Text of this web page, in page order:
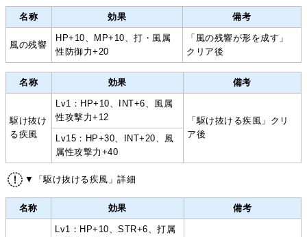
名称 効果 備考
風の残響
HP+10、MP+10、打・風属
性防御力+20
「風の残響が形を成す」
クリア後
名称 効果 備考
駆け抜け
る疾風
Lv1：HP+10、INT+6、風属
性攻撃力+12
「駆け抜ける疾風」クリ
ア後
Lv15：HP+30、INT+20、風
属性攻撃力+40
▼「駆け抜ける疾風」詳細
名称 効果 備考
Lv1：HP+10、STR+6、打属